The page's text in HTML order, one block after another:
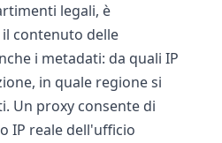
legali, è
contenuto delle
i metadati: da quali IP
in quale regione si
Un proxy consente di
IP reale dell'ufficio